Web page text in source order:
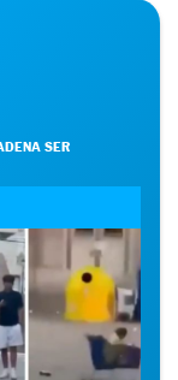
SER